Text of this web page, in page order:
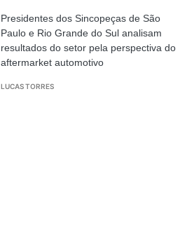
Presidentes dos Sincopeças de São
Paulo e Rio Grande do Sul analisam
resultados do setor pela perspectiva do
aftermarket automotivo
LUCAS TORRES